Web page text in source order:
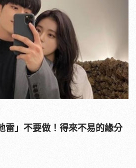
雷」不要做！得來不易的緣分